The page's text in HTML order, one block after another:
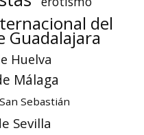
del
Guadalajara
Huelva
Málaga
Sebastián
Sevilla